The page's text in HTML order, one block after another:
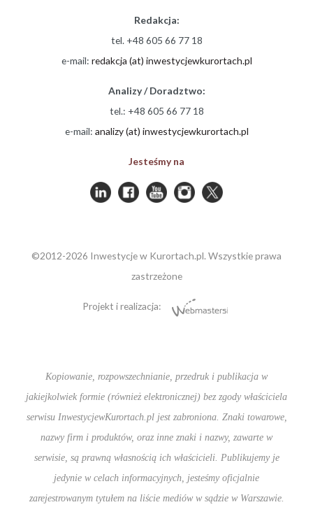
Redakcja:
tel. +48 605 66 77 18
e-mail: redakcja (at) inwestycjewkurortach.pl
Analizy / Doradztwo:
tel.: +48 605 66 77 18
e-mail: analizy (at) inwestycjewkurortach.pl
Jesteśmy na
©2012-2026 Inwestycje w Kurortach.pl. Wszystkie prawa
zastrzeżone
Projekt i realizacja:
Kopiowanie, rozpowszechnianie, przedruk i publikacja w
jakiejkolwiek formie (również elektronicznej) bez zgody właściciela
serwisu InwestycjewKurortach.pl jest zabroniona. Znaki towarowe,
nazwy firm i produktów, oraz inne znaki i nazwy, zawarte w
serwisie, są prawną własnością ich właścicieli. Publikujemy je
jedynie w celach informacyjnych, jesteśmy oficjalnie
zarejestrowanym tytułem na liście mediów w sądzie w Warszawie.